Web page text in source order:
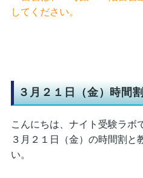
してください。
３月２１日（金）時間
こんにちは、ナイト受験ラボ
３月２１日（金）の時間割と
い。